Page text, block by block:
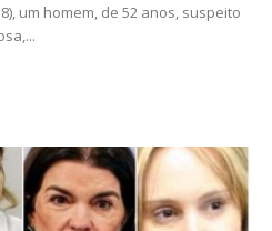
um homem, de 52 anos, suspeito